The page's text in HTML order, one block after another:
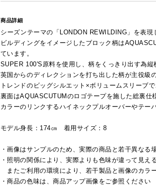
商品詳細
シーズンテーマの「LONDON REWILDING」を表現
ビルディングをイメージしたブロック柄は
ています。
SUPER 100'S原料を使用し、柄をくっきり出す為縦
英国からのディレクションを打ち出した柄が主役級
トレンドのビッグシルエット×ボリュームスリーブ
裏面はAQUASCUTUMのロゴテープを施した総裏仕
カラーのリンクするハイネックプルオーバーやテー
モデル身長：174㎝ 着用サイズ：8
・画像はサンプルのため、実際の商品と若干異なる
・照明の関係により、実際よりも色味が違って見え
またご利用の環境により、若干製品と画像のカラ
・商品の色味は、商品アップ画像をご参照ください